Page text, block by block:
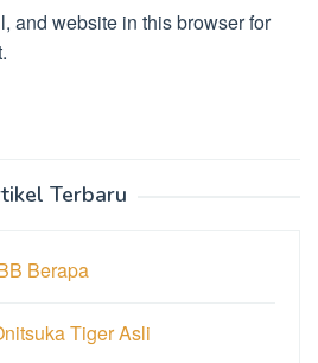
and website in this browser for
Terbaru
Berapa
Tiger Asli